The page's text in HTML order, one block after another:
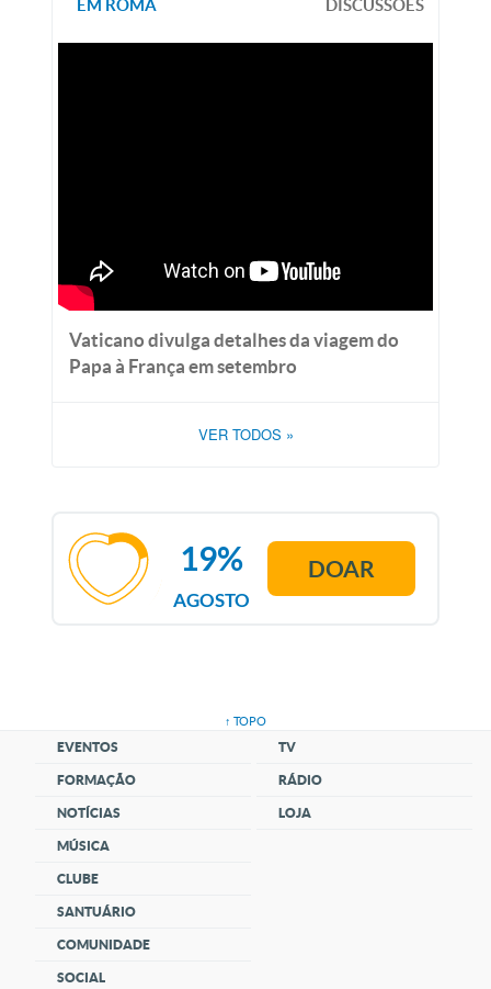
EM ROMA DISCUSSÕES
Vaticano divulga detalhes da viagem do
Papa à França em setembro
VER TODOS »
AGOSTO
19% DOAR
↑ TOPO
EVENTOS
FORMAÇÃO
NOTÍCIAS
MÚSICA
CLUBE
SANTUÁRIO
COMUNIDADE
SOCIAL
TV
RÁDIO
LOJA